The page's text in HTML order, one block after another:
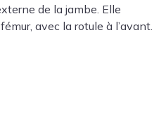
de la jambe. Elle
avec la rotule à l’avant.